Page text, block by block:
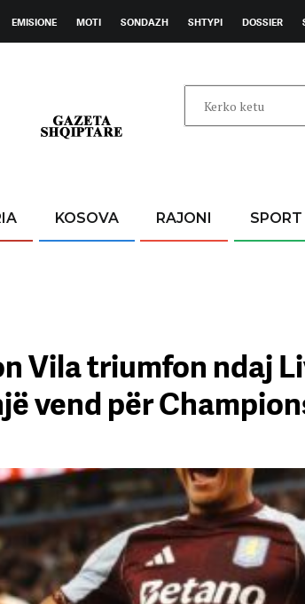
EMISIONE MOTI SONDAZH SHTYPI DOSSIER
KOSOVA RAJONI SPORT
Vila triumfon ndaj
vend për